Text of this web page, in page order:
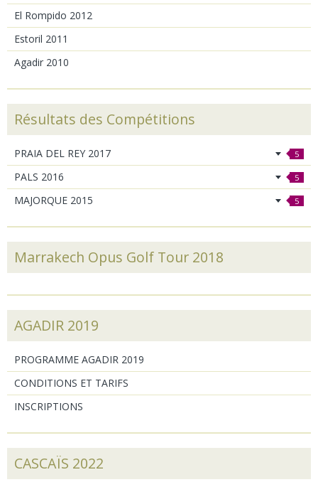
El Rompido 2012
Estoril 2011
Agadir 2010
Résultats des Compétitions
PRAIA DEL REY 2017 5
PALS 2016 5
MAJORQUE 2015 5
Marrakech Opus Golf Tour 2018
AGADIR 2019
PROGRAMME AGADIR 2019
CONDITIONS ET TARIFS
INSCRIPTIONS
CASCAÏS 2022